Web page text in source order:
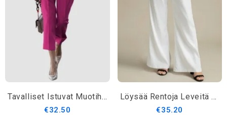
Tavalliset Istuvat Muotihousut
€32.50
Löysää Rentoja Leveitä Housuja
€35.20